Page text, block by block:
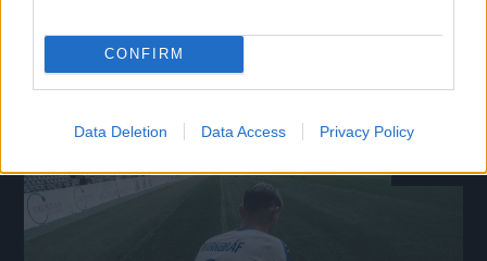
CONFIRM
Data Deletion Data Access Privacy Policy
helyzetéről beszélt.
Hírek